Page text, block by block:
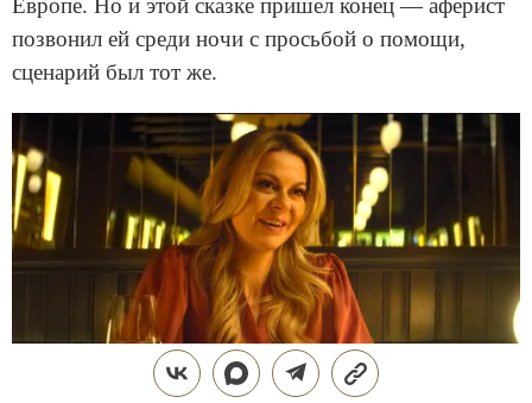
Европе. Но и этой сказке пришел конец — аферист
позвонил ей среди ночи с просьбой о помощи,
сценарий был тот же.